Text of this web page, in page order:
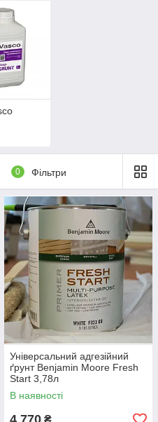
0 Фільтри
Універсальний адгезійний
ґрунт Benjamin Moore Fresh
Start 3,78л
В наявності
₴